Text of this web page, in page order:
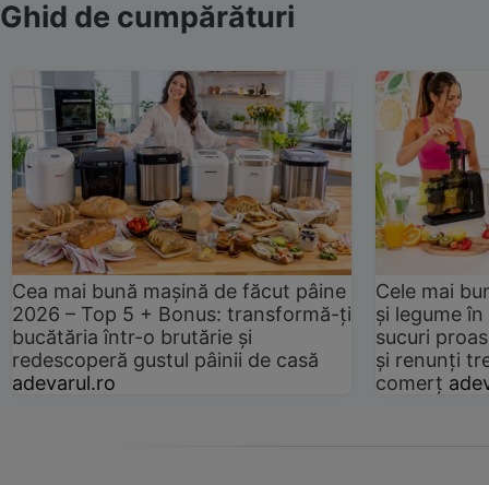
Ghid de cumpărături
Cea mai bună mașină de făcut pâine
2026 – Top 5 + Bonus: transformă-ți
bucătăria într-o brutărie și
redescoperă gustul pâinii de casă
adevarul.ro
Cele mai
și legume
sucuri
și renunți
comerț